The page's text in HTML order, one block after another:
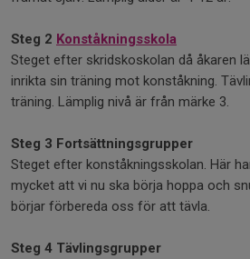
Steg 2 Konståkningsskola
Steget efter skridskoskolan då åkaren
inrikta sin träning mot konståkning.
träning. Lämplig nivå är från märke 3.
Steg 3 Fortsättningsgrupper
Steget efter konståkningsskolan. Här
mycket att vi nu ska börja hoppa och
börjar förbereda oss för att tävla.
Steg 4 Tävlingsgrupper